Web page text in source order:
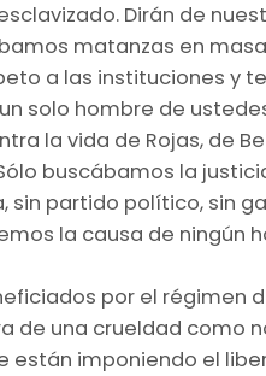
Dirán de
matanzas en
a las instituciones y
solo hombre de
la vida de Rojas, de
buscábamos la
sin partido político, sin
la causa de ningún
por el régimen
de una crueldad como
están imponiendo el